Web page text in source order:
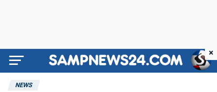
NEWS
×